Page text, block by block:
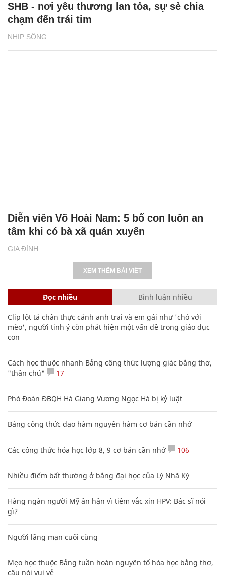
NHỊP SỐNG
SHB - nơi yêu thương lan tỏa, sự sẻ chia
chạm đến trái tim
GIA ĐÌNH
Diễn viên Võ Hoài Nam: 5 bố con luôn an
tâm khi có bà xã quán xuyến
XEM THÊM BÀI VIẾT
Đọc nhiều Bình luận nhiều
Clip lột tả chân thực cảnh anh trai và em gái như 'chó với
mèo', người tinh ý còn phát hiện một vấn đề trong giáo dục
con
Cách học thuộc nhanh Bảng công thức lượng giác bằng thơ,
"thần chú"
17
Phó Đoàn ĐBQH Hà Giang Vương Ngọc Hà bị kỷ luật
Bảng công thức đạo hàm nguyên hàm cơ bản cần nhớ
Các công thức hóa học lớp 8, 9 cơ bản cần nhớ 106
Nhiều điểm bất thường ở bằng đại học của Lý Nhã Kỳ
Hàng ngàn người Mỹ ân hận vì tiêm vắc xin HPV: Bác sĩ nói
gì?
Người lãng mạn cuối cùng
Mẹo học thuộc Bảng tuần hoàn nguyên tố hóa học bằng thơ,
câu nói vui vẻ